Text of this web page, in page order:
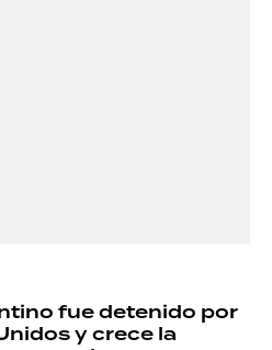
fue detenido por
y crece la